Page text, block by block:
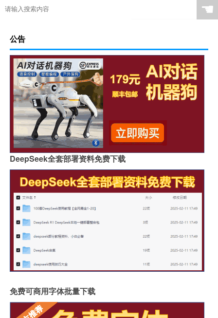
☚
公告
DeepSeek全套部署资料免费下载
免费可商用字体批量下载